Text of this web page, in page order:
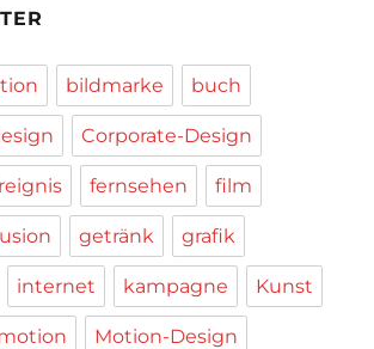
bildmarke buch
Corporate-Design
fernsehen film
getränk grafik
internet kampagne Kunst
Motion-Design